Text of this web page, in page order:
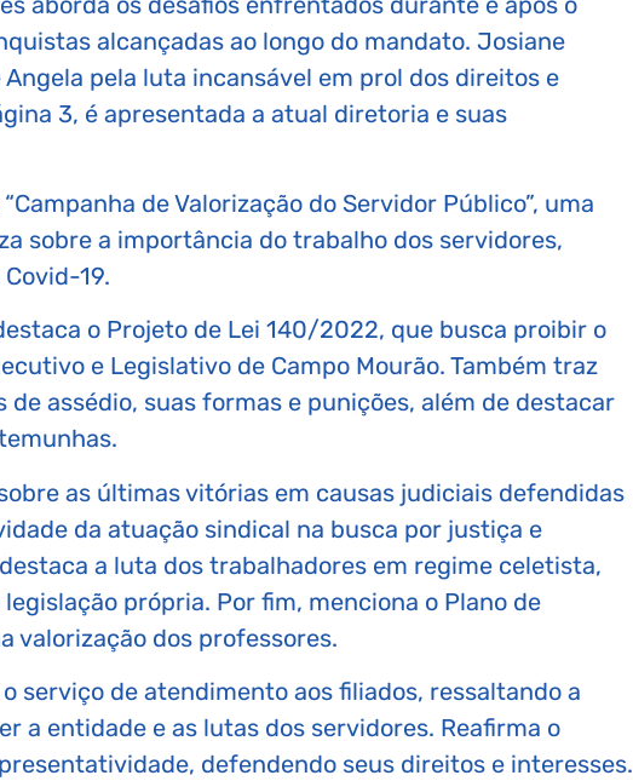
alcançadas ao longo do mandato. Josiane
pela luta incansável em prol dos direitos e
3, é apresentada a atual diretoria e suas
de Valorização do Servidor Público”, uma
sobre a importância do trabalho dos servidores,
19.
o Projeto de Lei 140/2022, que busca proibir o
e Legislativo de Campo Mourão. Também traz
assédio, suas formas e punições, além de destacar
as últimas vitórias em causas judiciais defendidas
da atuação sindical na busca por justiça e
a luta dos trabalhadores em regime celetista,
própria. Por fim, menciona o Plano de
valorização dos professores.
serviço de atendimento aos filiados, ressaltando a
a entidade e as lutas dos servidores. Reafirma o
defendendo seus direitos e interesses.